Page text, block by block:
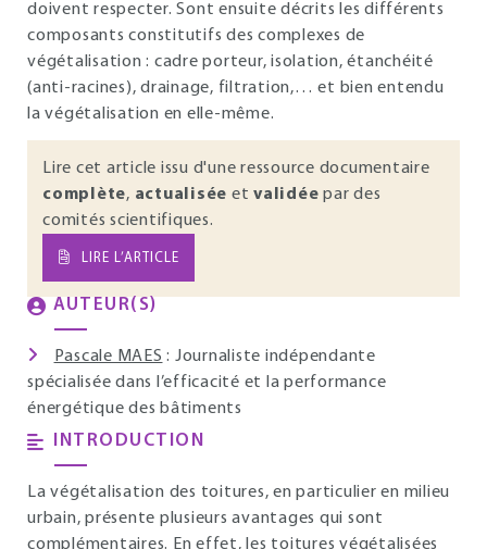
doivent respecter. Sont ensuite décrits les différents
composants constitutifs des complexes de
végétalisation : cadre porteur, isolation, étanchéité
(anti-racines), drainage, filtration,… et bien entendu
la végétalisation en elle-même.
Lire cet article issu d'une ressource documentaire
complète, actualisée et validée par des
comités scientifiques.
LIRE L’ARTICLE
AUTEUR(S)
Pascale MAES : Journaliste indépendante
spécialisée dans l’efficacité et la performance
énergétique des bâtiments
INTRODUCTION
La végétalisation des toitures, en particulier en milieu
urbain, présente plusieurs avantages qui sont
complémentaires. En effet, les toitures végétalisées